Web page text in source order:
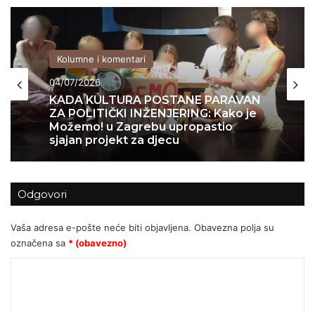
Kolumne i komentari
04/07/2026
KADA KULTURA POSTANE PARAVAN
ZA POLITIČKI INŽENJERING: Kako je
Možemo! u Zagrebu upropastio
sjajan projekt za djecu
Odgovori
Vaša adresa e-pošte neće biti objavljena. Obavezna polja su
označena sa * (obavezno)